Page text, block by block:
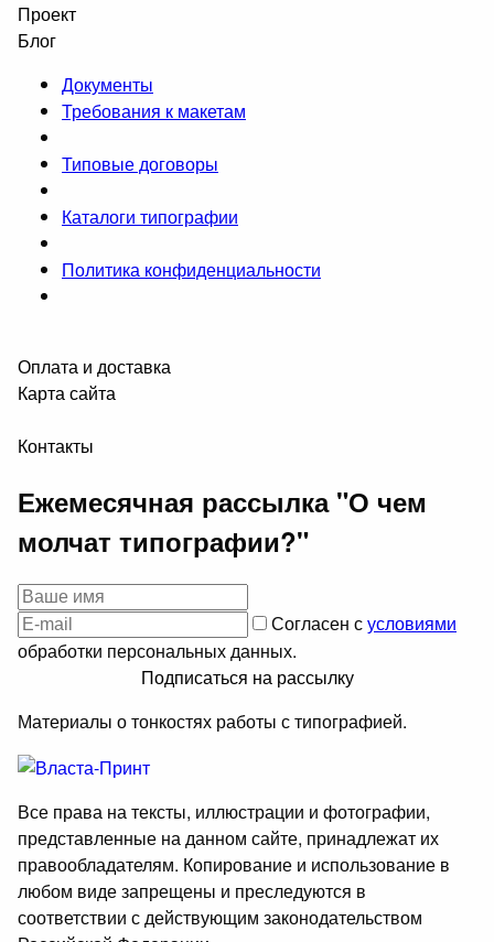
Проект
Блог
Документы
Требования к макетам
Типовые договоры
Каталоги типографии
Политика конфиденциальности
Оплата и доставка
Карта сайта
Контакты
Ежемесячная рассылка "О чем
молчат типографии?"
Согласен сусловиями
обработки персональных данных.
Подписаться на рассылку
Материалы о тонкостях работы с типографией.
Все права на тексты, иллюстрации и фотографии,
представленные на данном сайте, принадлежат их
правообладателям. Копирование и использование в
любом виде запрещены и преследуются в
соответствии с действующим законодательством